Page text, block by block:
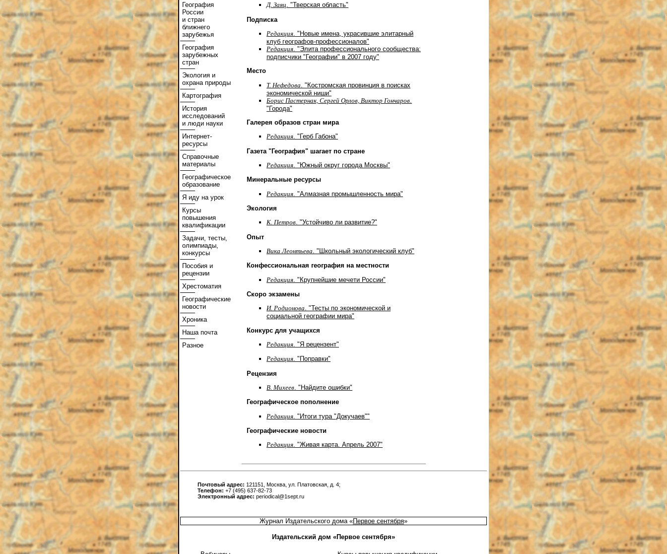
География
России
и стран
ближнего
зарубежья
География
зарубежных
стран
Экология и
охрана природы
Картография
История
исследований
и люди науки
Интернет-
ресурсы
Справочные
материалы
Географическое
образование
Я иду на урок
Курсы
повышения
квалификации
Задачи, тесты,
олимпиады,
конкурсы
Пособия и
рецензии
Хрестоматия
Географические
новости
Хроника
Наша почта
Разное
Д. Заяц. "Тверская область"
Подписка
Редакция . "Новые имена, украсившие элитарный
клуб географов-профессионалов"
Редакция . "Элита профессионального сообщества:
подписчики "Географии" в 2007 году"
Место
Т. Нефедова . "Костромская провинция в поисках
экономической ниши"
Борис Пастернак, Сергей Орлов, Виктор Гончаров
"Города"
Галерея образов стран мира
Редакция. "Герб Габона"
Газета "География" шагает по стране
Редакция . "Южный округ города Москвы"
Минеральные ресурсы
Редакция . "Алмазная промышленность мира"
Экология
К. Петров. "Устойчиво ли развитие?"
Опыт
Вика Леонтьева . "Школьный экологический клуб"
Конфессиональная география на местности
Редакция . "Крупнейшие мечети России"
Скоро экзамены
И. Родионова. "Тесты по экономической и
социальной географии мира"
Конкурс для учащихся
Редакция . "Я рецензент"
Редакция. "Поправки"
Рецензия
В. Михеев . "Найдите ошибки"
Географическое пополнение
Редакция . "Итоги тура "Докучаев""
Географические новости
Редакция. "Живая карта. Апрель 2007"
Почтовый адрес: 121151, Москва, ул. Платовская, д. 4;
Телефон: +7 (495) 637-82-73
Электронный адрес: periodical@1sept.ru
Журнал Издательского дома «Первое сентября»
Издательский дом «Первое сентября»